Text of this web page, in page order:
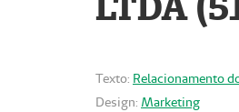
Texto: Relacionamento
Design: Marketing